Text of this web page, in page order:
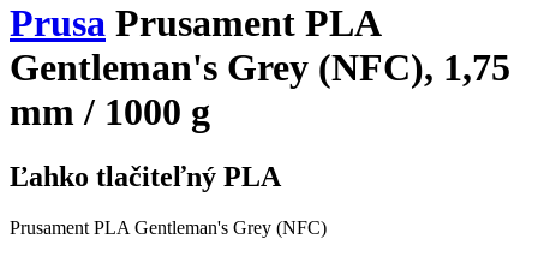
Prusa Prusament PLA
Gentleman's Grey (NFC), 1,75
mm / 1000 g
Ľahko tlačiteľný PLA
Prusament PLA Gentleman's Grey (NFC)